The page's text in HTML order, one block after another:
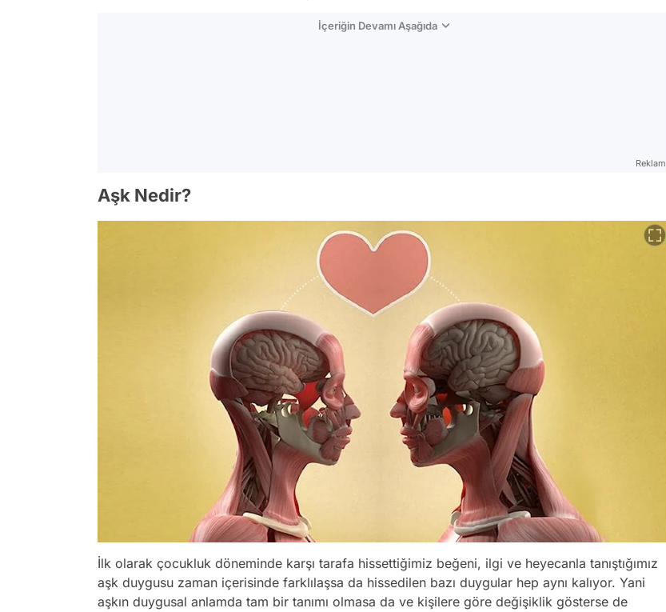
İçeriğin Devamı Aşağıda
Reklam
Aşk Nedir?
İlk olarak çocukluk döneminde karşı tarafa hissettiğimiz beğeni, ilgi ve heyecanla tanıştığımız
aşk duygusu zaman içerisinde farklılaşsa da hissedilen bazı duygular hep aynı kalıyor. Yani
aşkın duygusal anlamda tam bir tanımı olmasa da ve kişilere göre değişiklik gösterse de